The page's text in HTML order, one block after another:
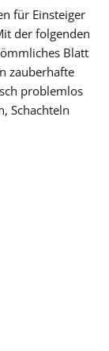
für Einsteiger
der folgenden
Blatt
zauberhafte
problemlos
Schachteln